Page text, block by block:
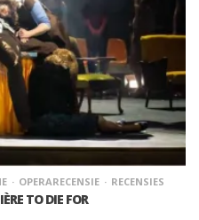
OPERARECENSIE RECENSIES
TO DIE FOR